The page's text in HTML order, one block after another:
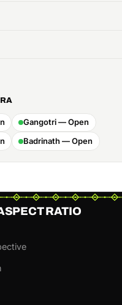
Gangotri — Open
Badrinath — Open
RATIO